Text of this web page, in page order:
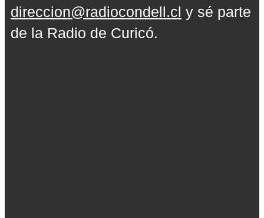
direccion@radiocondell.cl y sé parte
de la Radio de Curicó.